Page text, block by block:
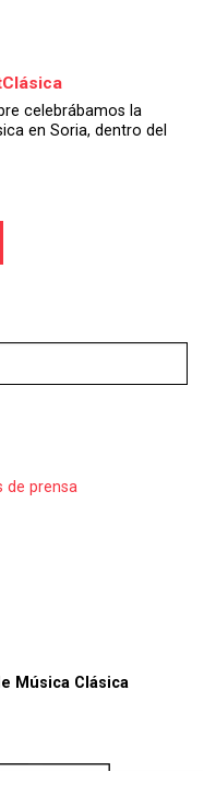
celebrábamos la
en Soria, dentro del
de prensa
Música Clásica